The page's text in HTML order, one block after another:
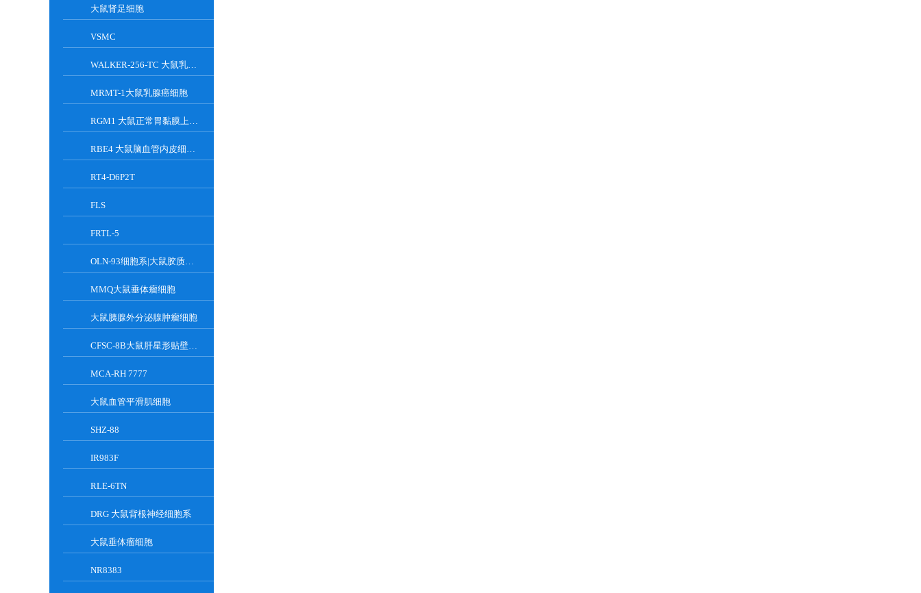
大鼠肾足细胞
VSMC
WALKER-256-TC 大鼠乳腺癌细胞系
MRMT-1大鼠乳腺癌细胞
RGM1 大鼠正常胃黏膜上皮细胞系
RBE4 大鼠脑血管内皮细胞系
RT4-D6P2T
FLS
FRTL-5
OLN-93细胞系|大鼠胶质细胞
MMQ大鼠垂体瘤细胞
大鼠胰腺外分泌腺肿瘤细胞
CFSC-8B大鼠肝星形贴壁细胞系
MCA-RH 7777
大鼠血管平滑肌细胞
SHZ-88
IR983F
RLE-6TN
DRG 大鼠背根神经细胞系
大鼠垂体瘤细胞
NR8383